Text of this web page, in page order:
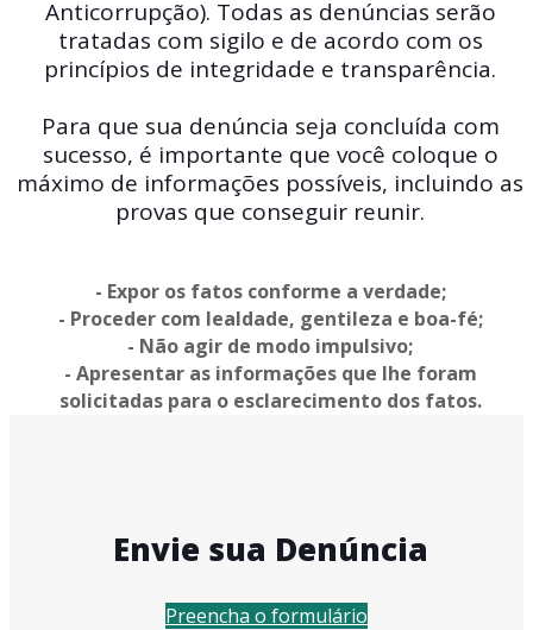
Anticorrupção). Todas as denúncias serão
tratadas com sigilo e de acordo com os
princípios de integridade e transparência.
Para que sua denúncia seja concluída com
sucesso, é importante que você coloque o
máximo de informações possíveis, incluindo as
provas que conseguir reunir.
- Expor os fatos conforme a verdade;
- Proceder com lealdade, gentileza e boa-fé;
- Não agir de modo impulsivo;
- Apresentar as informações que lhe foram
solicitadas para o esclarecimento dos fatos.
Envie sua Denúncia
Preencha o formulário